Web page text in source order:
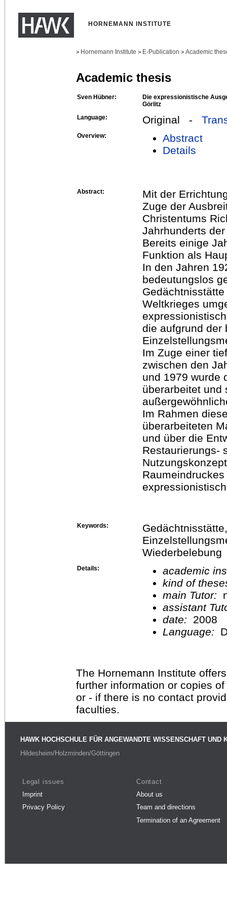
HORNEMANN INSTITUTE
> Hornemann Institute > E-Publication > Academic
Academic thesis
Sven Hübner:
Die expressionistische
Görlitz
Language:
Original -
Overview:
Abstract
Details
Abstract:
Mit der
Zuge der
Christentums
Jahrhunderts
Bereits einige
Funktion als
In den Jahren
bedeutungslos
Weltkrieges
die aufgrund der
Im Zuge einer
zwischen den
und 1979 wurde
überarbeitet und
Im Rahmen
überarbeiteten
und über die
Restaurierungs-
Keywords:
Wiederbelebung
Details:
academic
kind of
main Tutor:
assistant
date:
2008
Language:
The Hornemann Institute
further information or copies
or - if there is no contact
faculties.
HAWK HOCHSCHULE FÜR ANGEWANDTE WISSENSCHAFT UND
Hildesheim/Holzminden/Göttingen
Legal issues
Imprint
Privacy Policy
Contact
About us
Team and directions
Termination of an Agreement